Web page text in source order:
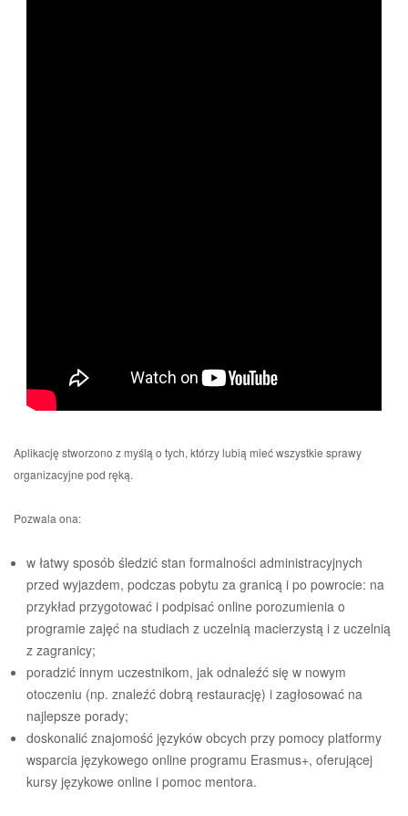
Aplikację stworzono z myślą o tych, którzy lubią mieć wszystkie sprawy
organizacyjne pod ręką.
Pozwala ona:
w łatwy sposób śledzić stan formalności administracyjnych
przed wyjazdem, podczas pobytu za granicą i po powrocie: na
przykład przygotować i podpisać online porozumienia o
programie zajęć na studiach z uczelnią macierzystą i z uczelnią
z zagranicy;
poradzić innym uczestnikom, jak odnaleźć się w nowym
otoczeniu (np. znaleźć dobrą restaurację) i zagłosować na
najlepsze porady;
doskonalić znajomość języków obcych przy pomocy platformy
wsparcia językowego online programu Erasmus+, oferującej
kursy językowe online i pomoc mentora.